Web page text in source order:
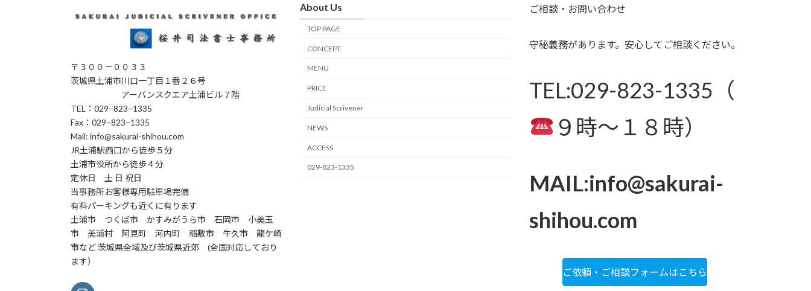
〒３００－００３３
茨城県土浦市川口一丁目１番２６号
アーバンスクエア土浦ビル７階
TEL：029−823−1335
Fax：029−823−1335
Mail: info@sakurai-shihou.com
JR土浦駅西口から徒歩５分
土浦市役所から徒歩４分
定休日 土 日 祝日
当事務所お客様専用駐車場完備
有料パーキングも近くに有ります
土浦市 つくば市 かすみがうら市 石岡市 小美玉
市 美浦村 阿見町 河内町 稲敷市 牛久市 龍ケ崎
市など 茨城県全域及び茨城県近郊 (全国対応しており
ます）
About Us
TOP PAGE
CONCEPT
MENU
PRICE
Judicial Scrivener
NEWS
ACCESS
029-823-1335
ご相談・お問い合わせ
守秘義務があります。安心してご相談ください。
TEL:029-823-1335（
９時～１８時）
MAIL:info@sakurai-
shihou.com
ご依頼・ご相談フォームはこちら